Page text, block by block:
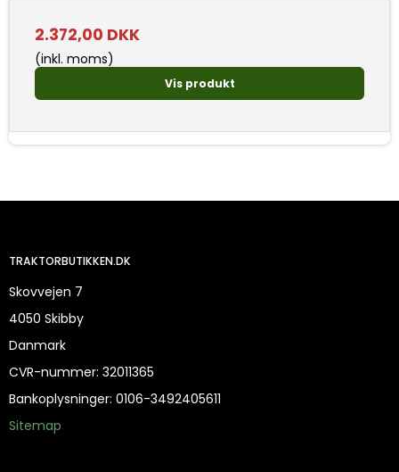
2.372,00 DKK
(inkl. moms)
Vis produkt
TRAKTORBUTIKKEN.DK
Skovvejen 7
4050 Skibby
Danmark
CVR-nummer: 32011365
Bankoplysninger: 0106-3492405611
Sitemap